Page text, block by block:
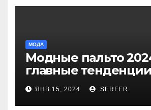
МОДА
Модные пальто
главные
новинок
ЯНВ 15, 2024 SERFER